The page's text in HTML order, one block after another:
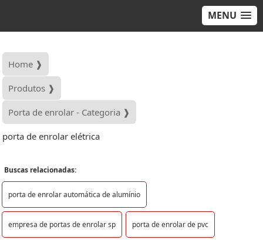
MENU
Home ❱
Produtos ❱
Porta de enrolar - Categoria ❱
porta de enrolar elétrica
Buscas relacionadas:
porta de enrolar automática de alumínio
empresa de portas de enrolar sp porta de enrolar de pvc